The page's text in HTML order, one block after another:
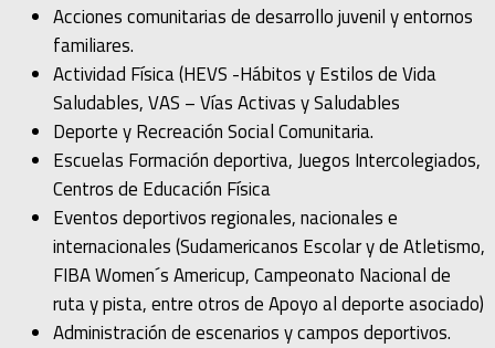
Acciones comunitarias de desarrollo juvenil y entornos
familiares.
Actividad Física (HEVS -Hábitos y Estilos de Vida
Saludables, VAS – Vías Activas y Saludables
Deporte y Recreación Social Comunitaria.
Escuelas Formación deportiva, Juegos Intercolegiados,
Centros de Educación Física
Eventos deportivos regionales, nacionales e
internacionales (Sudamericanos Escolar y de Atletismo,
FIBA Women´s Americup, Campeonato Nacional de
ruta y pista, entre otros de Apoyo al deporte asociado)
Administración de escenarios y campos deportivos.